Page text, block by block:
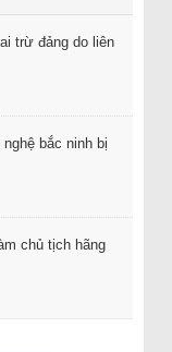
trừ đảng do liên
bắc ninh bị
chủ tịch hãng